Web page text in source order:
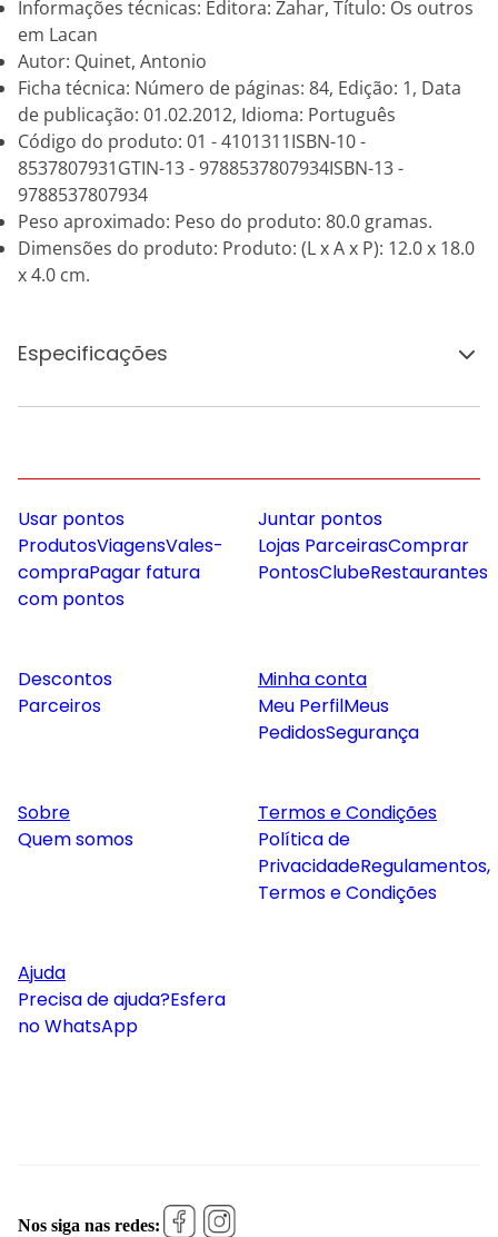
Informações técnicas: Editora: Zahar, Título: Os outros
em Lacan
Autor: Quinet, Antonio
Ficha técnica: Número de páginas: 84, Edição: 1, Data
de publicação: 01.02.2012, Idioma: Português
Código do produto: 01 - 4101311ISBN-10 -
8537807931GTIN-13 - 9788537807934ISBN-13 -
9788537807934
Peso aproximado: Peso do produto: 80.0 gramas.
Dimensões do produto: Produto: (L x A x P): 12.0 x 18.0
x 4.0 cm.
Especificações
Usar pontos
ProdutosViagensVales-
compraPagar fatura
com pontos
Juntar pontos
Lojas ParceirasComprar
PontosClubeRestaurantes
Descontos
Parceiros
Minha conta
Meu PerfilMeus
PedidosSegurança
Sobre
Quem somos
Termos e Condições
Política de
PrivacidadeRegulamentos,
Termos e Condições
Ajuda
Precisa de ajuda?Esfera
no WhatsApp
Nos siga nas redes: